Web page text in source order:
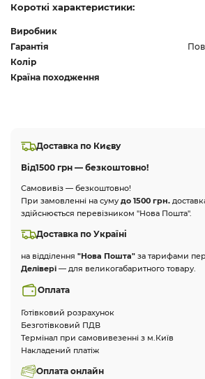
Короткі характеристики:
Виробник
Гарантія
Колір
Країна походження
Доставка по Києву
Від1500 грн — безкоштовно!
Самовивіз — безкоштовно!
При замовленні на суму до 1500 грн.
здійснюється перевізником "Нова Пошта".
Доставка по Україні
на відділення "Нова Пошта" за тарифами
Делівері — для великогабаритного товару.
Оплата
Готівковий розрахунок
Безготівковий ПДВ
Термінал при самовивезенні з м.Київ
Накладений платіж
Оплата онлайн